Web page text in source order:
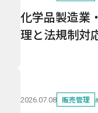
化学品製造業
理と法規制対
2026.07.08 販売管理